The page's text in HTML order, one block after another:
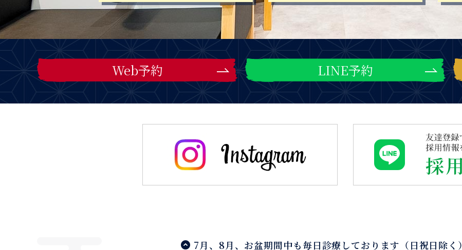
Web予約 LINE予約
7月、8月、お盆期間中も毎日診療しております（日祝日除く）